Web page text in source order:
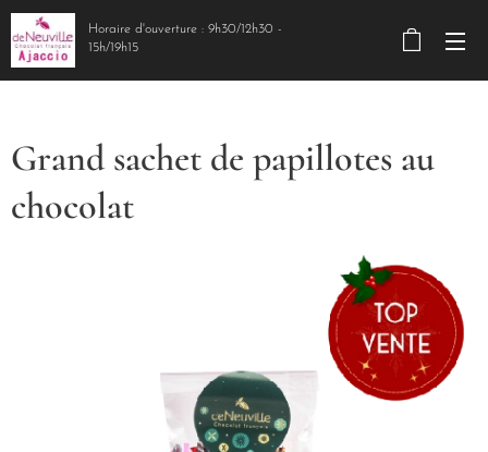
Horaire d'ouverture : 9h30/12h30 -
15h/19h15
Grand sachet de papillotes au
chocolat